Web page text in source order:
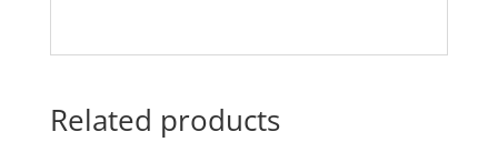
Related products